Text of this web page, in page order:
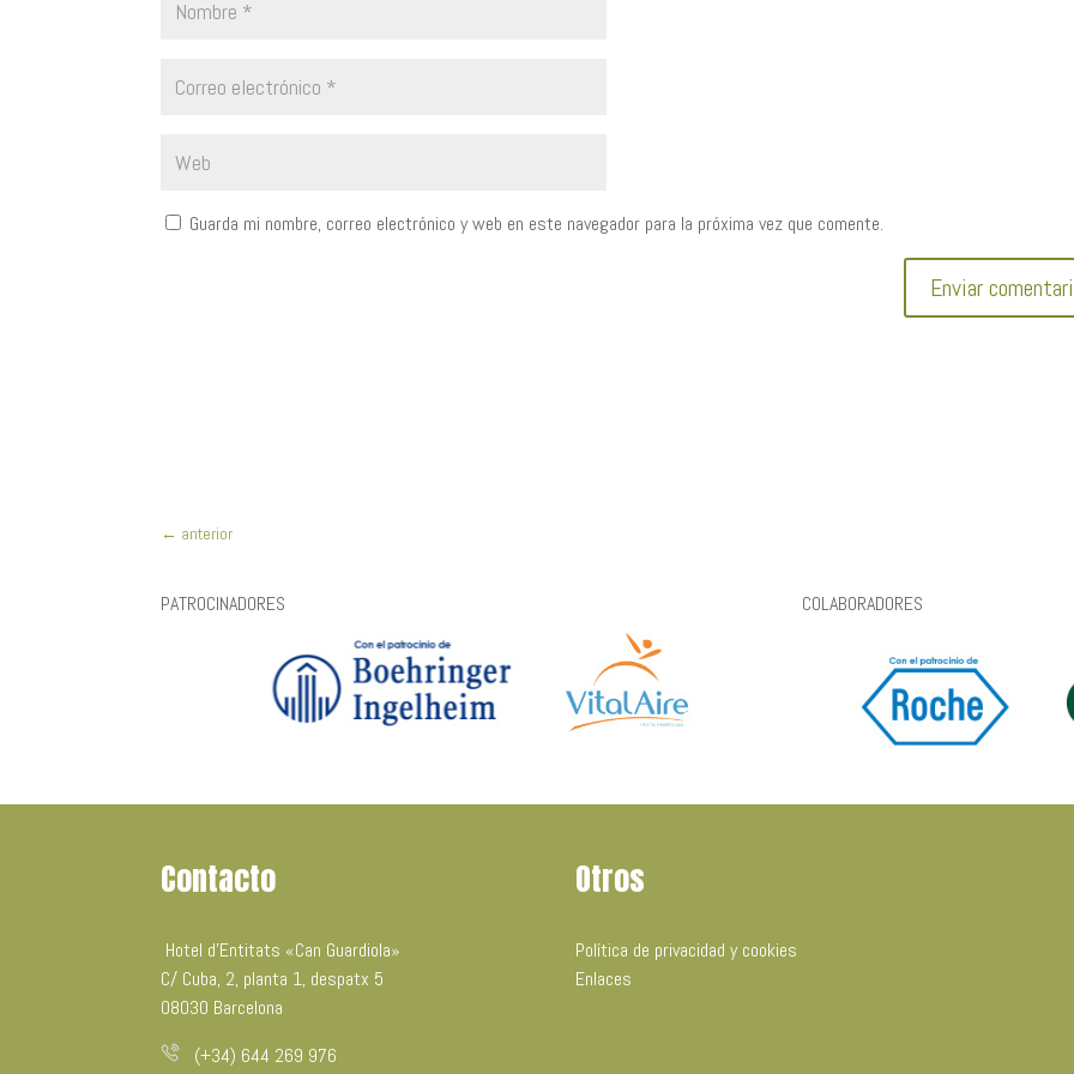
Guarda mi nombre, correo electrónico y web en este navegador para la próxima vez que comente.
← anterior
PATROCINADORES COLABORADORES
Contacto
Hotel d’Entitats «Can Guardiola»
C/ Cuba, 2, planta 1, despatx 5
08030 Barcelona
(+34) 644 269 976
Otros
Política de privacidad y cookies
Enlaces